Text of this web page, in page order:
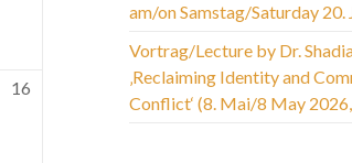
16
am/on Samstag/Saturday
Vortrag/Lecture by Dr.
‚Reclaiming Identity and
Conflict‘ (8. Mai/8 May